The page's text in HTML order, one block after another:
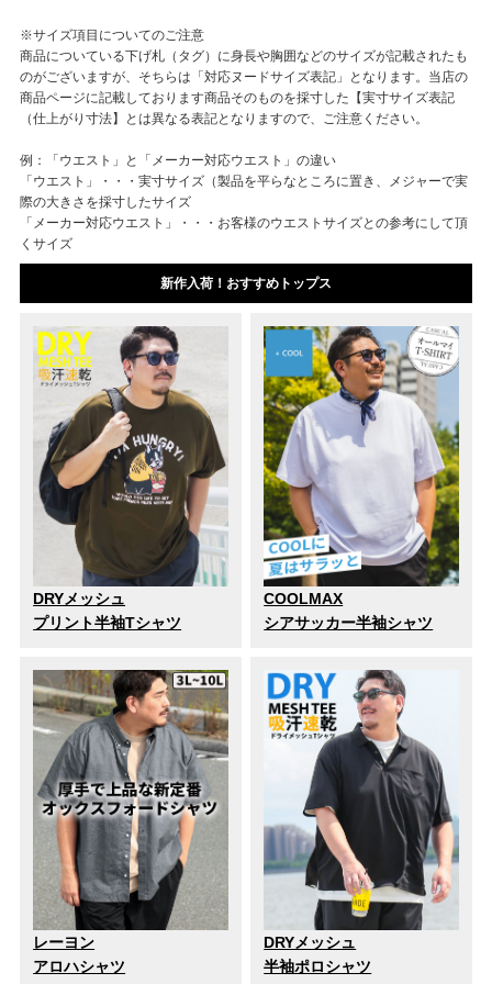
※サイズ項目についてのご注意
商品についている下げ札（タグ）に身長や胸囲などのサイズが記載されたも
のがございますが、そちらは「対応ヌードサイズ表記」となります。当店の
商品ページに記載しております商品そのものを採寸した【実寸サイズ表記
（仕上がり寸法】とは異なる表記となりますので、ご注意ください。
例：「ウエスト」と「メーカー対応ウエスト」の違い
「ウエスト」・・・実寸サイズ（製品を平らなところに置き、メジャーで実
際の大きさを採寸したサイズ
「メーカー対応ウエスト」・・・お客様のウエストサイズとの参考にして頂
くサイズ
新作入荷！おすすめトップス
DRYメッシュ
プリント半袖Tシャツ
COOLMAX
シアサッカー半袖シャツ
レーヨン
アロハシャツ
DRYメッシュ
半袖ポロシャツ